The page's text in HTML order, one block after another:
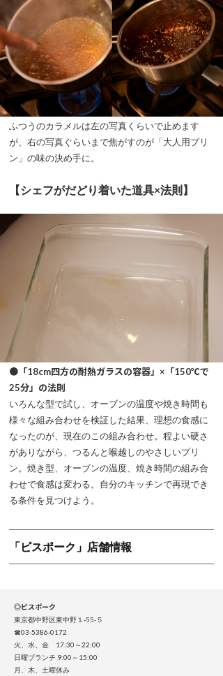
ふつうのカラメルは左の写真くらいで止めます
が、右の写真ぐらいまで焦がすのが「大人用プリ
ン」の味の決め手に。
【シェフがだどり着いた道具×法則】
●「18cm四方の耐熱ガラスの容器」×「150℃で
25分」の法則
いろんな型で試し、オーブンの温度や焼き時間も
様々な組み合わせを検証した結果、理想の食感に
なったのが、現在のこの組み合わせ。程よい硬さ
がありながら、つるんと喉越しのやさしいプリ
ン。焼き型、オーブンの温度、焼き時間の組み合
わせで食感は変わる。自分のキッチンで再現でき
る条件を見つけよう。
「ビスポーク」店舗情報
◎ビスポーク
東京都中野区東中野１-55-５
☎03-5386-0172
火、水、金 17:30～22:00
日曜ブランチ 9:00～15:00
月、木、土曜休み